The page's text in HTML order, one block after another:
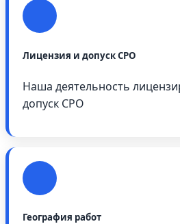
Лицензия и допуск СРО
Наша деятельность
допуск СРО
География работ